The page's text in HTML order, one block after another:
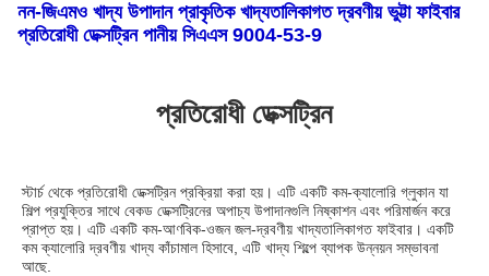
নন-জিএমও খাদ্য উপাদান প্রাকৃতিক খাদ্যতালিকাগত দ্রবণীয় ভুট্টা ফাইবার
প্রতিরোধী ডেক্সট্রিন পানীয় সিএএস 9004-53-9
প্রতিরোধী ডেক্সট্রিন
স্টার্চ থেকে প্রতিরোধী ডেক্সট্রিন প্রক্রিয়া করা হয়। এটি একটি কম-ক্যালোরি গ্লুকান যা
শিল্প প্রযুক্তির সাথে বেকড ডেক্সট্রিনের অপাচ্য উপাদানগুলি নিষ্কাশন এবং পরিমার্জন করে
প্রাপ্ত হয়। এটি একটি কম-আণবিক-ওজন জল-দ্রবণীয় খাদ্যতালিকাগত ফাইবার। একটি
কম ক্যালোরি দ্রবণীয় খাদ্য কাঁচামাল হিসাবে, এটি খাদ্য শিল্পে ব্যাপক উন্নয়ন সম্ভাবনা
আছে.